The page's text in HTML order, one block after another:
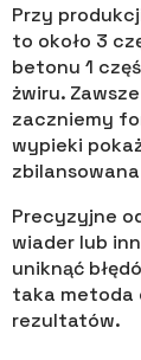
Przy
to około 3
betonu 1
żwiru.
zaczniemy
wypieki
Precyzyjne
wiader lub
uniknąć
taka metoda
rezultatów.